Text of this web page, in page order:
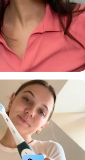
: La routine du matin d’une jeune